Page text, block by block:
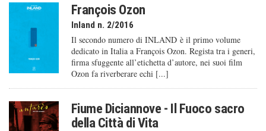
François Ozon
Inland n. 2/2016
Il secondo numero di INLAND è il primo volume
dedicato in Italia a François Ozon. Regista tra i generi,
firma sfuggente all’etichetta d’autore, nei suoi film
Ozon fa riverberare echi [...]
Fiume Diciannove - Il Fuoco sacro
della Città di Vita